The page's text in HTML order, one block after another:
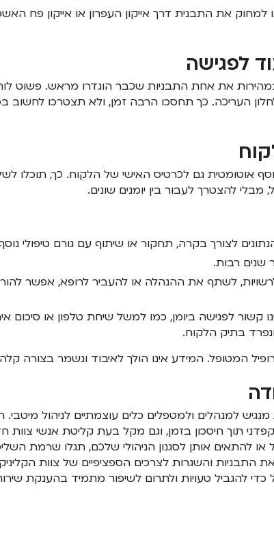
למחוק את התבנית דרך אייקון העפרון או אייקון פח
לפגישה
במהירות את אחת התבניות שכבר הוגדרו מראש. פשוט
העריכה. כך תחסכו הרבה זמן, ולא תצטרכו
אוטומטית גם לכרטיס האישי של הלקוח. כך, תוכלו
מבלי להצטרך לעבור בין יומנים שונים.
לצורך בקרה, תחקור או שיתוף עם גורם טיפולי
שנים רבות.
לשתף את ההנהלה או להעביר לרופא, אפשר
קשור לפגישה ביומן, כמו למשל שיחת טלפון או סיכום
בתיק הלקוח.
המטופל. המידע אינו הולך לאיבוד ונשמר בצורה
למנהלים ולמטפלים כלים עוצמתיים לניהול
תוך חיסכון בזמן, וגם מקל בעת קליטת אנשי צוות
להתאים אותן לסגנון הניהולי שלכם, תגלו שרמת
והשגרות לצרכים הספציפיים של צוות
כדי להגביל טעויות ולתרום לשיפור מתמיד בהענקת